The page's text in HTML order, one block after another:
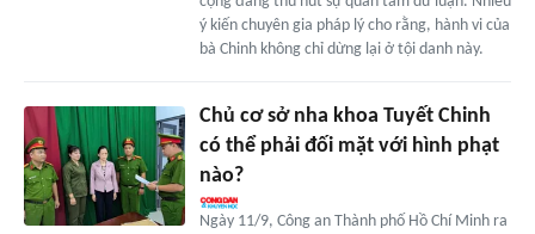
ý kiến chuyên gia pháp lý cho rằng, hành vi của
bà Chinh không chỉ dừng lại ở tội danh này.
Chủ cơ sở nha khoa Tuyết Chinh
có thể phải đối mặt với hình phạt
nào?
Ngày 11/9, Công an Thành phố Hồ Chí Minh ra